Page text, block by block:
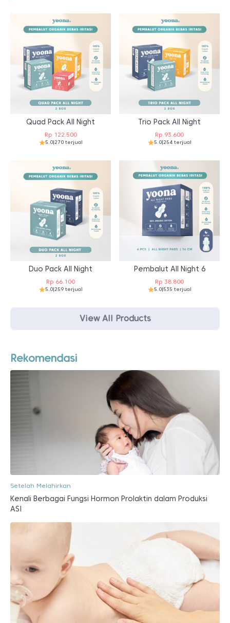
Quad Pack All Night
Rp122.500
5.0|270 terjual
Trio Pack All Night
Rp 93.600
5.0|254 terjual
Duo Pack All Night
Rp 66.100
5.0|259 terjual
Pembalut All Night 6
Rp 38.800
5.0|535 terjual
View All Products
Rekomendasi
Setelah Melahirkan
Kenali Berbagai Fungsi Hormon Prolaktin dalam Produksi
ASI